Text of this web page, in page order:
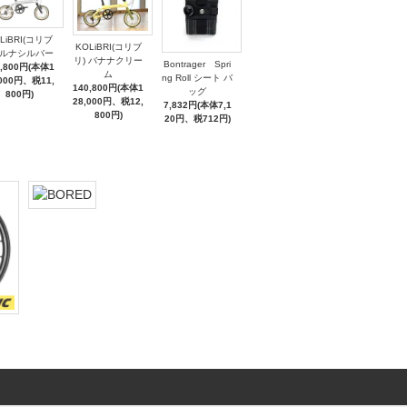
コリブ
ナシルバー
円(本体1
円、税11,
800円)
KOLiBRI(コリブ
リ) バナナクリー
ム
140,800円(本体1
28,000円、税12,
800円)
Bontrager Spri
ng Roll シート バ
ッグ
7,832円(本体7,1
20円、税712円)